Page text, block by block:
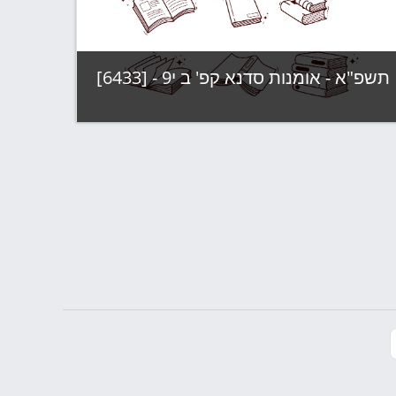
צפה בקורס
תשפ"א - אומנות סדנא קפ' ב י9 - [6433]
הבא